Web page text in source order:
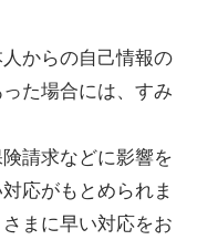
からの自己情報の
た場合には、すみ
請求などに影響を
応がもとめられま
まに早い対応をお